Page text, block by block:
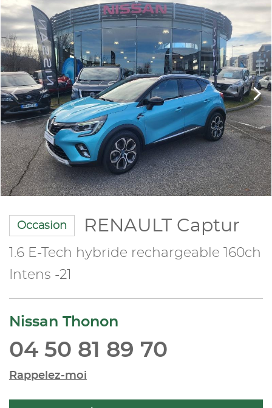
Occasion RENAULT Captur
1.6 E-Tech hybride rechargeable 160ch
Intens -21
Nissan Thonon
04 50 81 89 70
Rappelez-moi